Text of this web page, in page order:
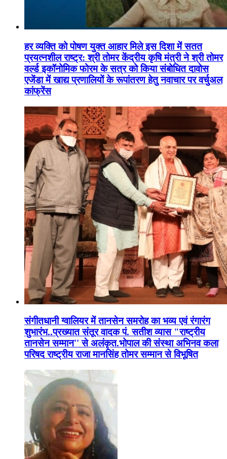
हर व्यक्ति को पोषण युक्त आहार मिले इस दिशा में सतत
प्रयत्नशील राष्ट्र: श्री तोमर केंद्रीय कृषि मंत्री ने श्री तोमर
वर्ल्ड इकॉनोमिक फोरम के सत्र को किया संबोधित दावोस
एजेंडा में खाद्य प्रणालियों के रूपांतरण हेतु नवाचार पर वर्चुअल
कांफ्रेंस
संगीतधानी ग्वालियर में तानसेन समरोह का भव्य एवं रंगारंग
शुभारंभ..प्रख्यात संतूर वादक पं. सतीश व्यास "राष्ट्रीय
तानसेन सम्मान'' से अलंकृत.भोपाल की संस्था अभिनव कला
परिषद राष्ट्रीय राजा मानसिंह तोमर सम्मान से विभूषित